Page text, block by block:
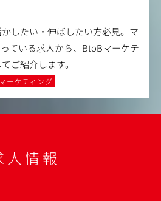
したい・伸ばしたい方必見。マ
ている求人から、BtoBマーケテ
ご紹介します。
マーケティング
人情報